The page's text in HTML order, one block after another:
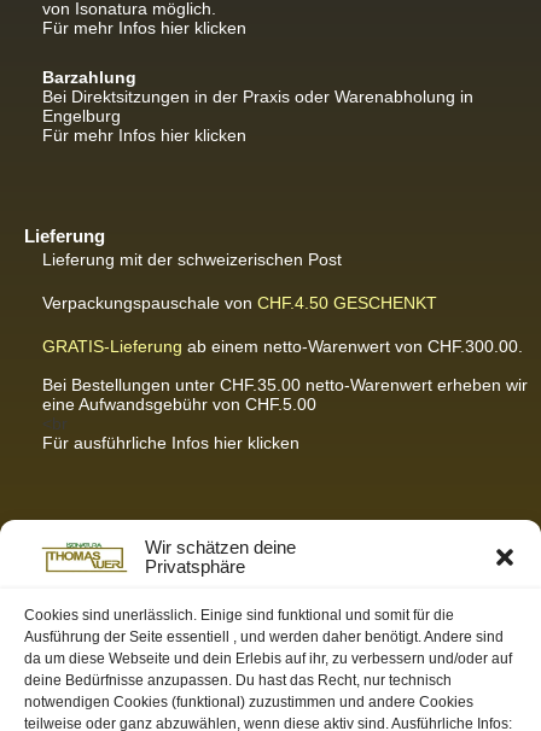
Wir schätzen deine
Privatsphäre
Cookies sind unerlässlich. Einige sind funktional und somit für die
Ausführung der Seite essentiell , und werden daher benötigt. Andere sind
da um diese Webseite und dein Erlebis auf ihr, zu verbessern und/oder auf
deine Bedürfnisse anzupassen. Du hast das Recht, nur technisch
notwendigen Cookies (funktional) zuzustimmen und andere Cookies
teilweise oder ganz abzuwählen, wenn diese aktiv sind. Ausführliche Infos:
von Isonatura möglich.
Für mehr Infos hier klicken
Barzahlung
Bei Direktsitzungen in der Praxis oder Warenabholung in
Engelburg
Für mehr Infos hier klicken
Lieferung
Lieferung mit der schweizerischen Post
Verpackungspauschale von CHF.4.50 GESCHENKT
GRATIS-Lieferung ab einem netto-Warenwert von CHF.300.00.
Bei Bestellungen unter CHF.35.00 netto-Warenwert erheben wir
eine Aufwandsgebühr von CHF.5.00
<br
Für ausführliche Infos hier klicken
Partnerseiten / Empfehlungen
K-Wellness – Karin Meier
S&S Informatik GmbH
Ihr Partner für zukunftsorientierte Informatik
Swiss-skymodel